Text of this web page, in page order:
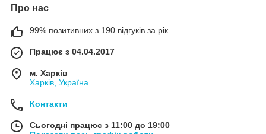
Про нас
99% позитивних з 190 відгуків за рік
Працює з 04.04.2017
м. Харків
Харків, Україна
Контакти
Сьогодні працює з 11:00 до 19:00